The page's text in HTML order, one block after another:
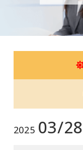
2025 03/28